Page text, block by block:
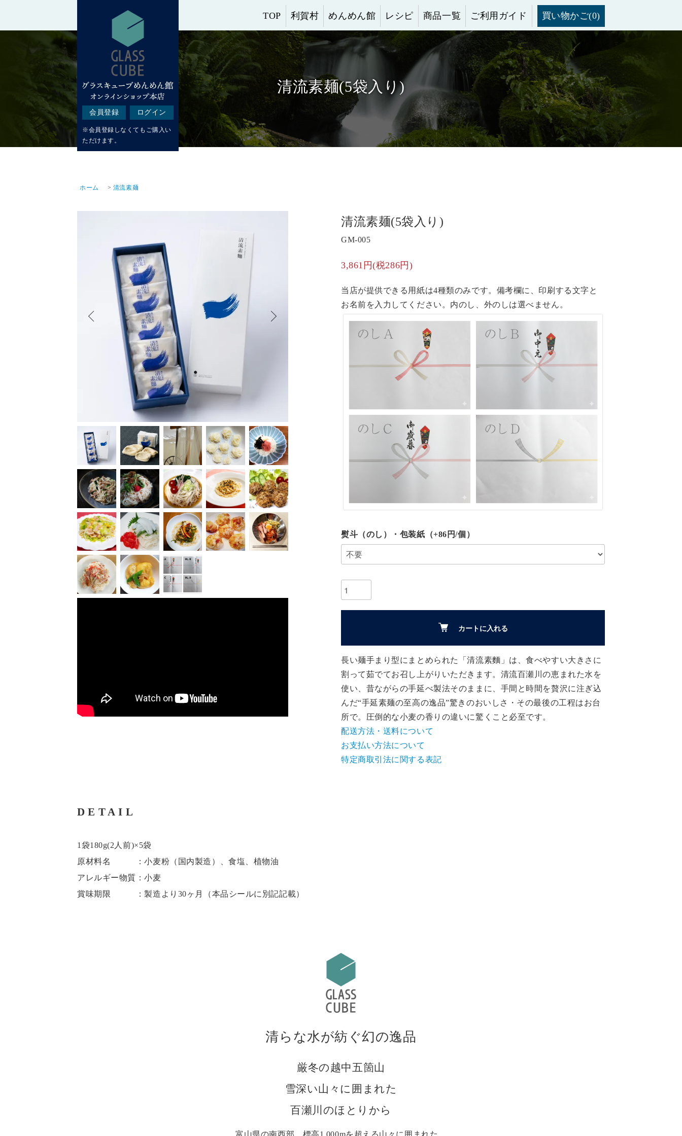
会員登録 ログイン
※会員登録しなくてもご購入い
ただけます。
TOP 利賀村 めんめん館 レシピ 商品一覧 ご利用ガイド 買い物かご(0)
清流素麺(5袋入り)
ホーム > 清流素麺
清流素麺(5袋入り)
GM-005
3,861円(税286円)
当店が提供できる用紙は4種類のみです。備考欄に、印刷する文字と
お名前を入力してください。内のし、外のしは選べません。
熨斗（のし）・包装紙（+86円/個）
カートに入れる
長い麺手まり型にまとめられた「清流素麵」は、食べやすい大きさに
割って茹でてお召し上がりいただきます。清流百瀬川の恵まれた水を
使い、昔ながらの手延べ製法そのままに、手間と時間を贅沢に注ぎ込
んだ“手延素麺の至高の逸品”驚きのおいしさ・その最後の工程はお台
所で。圧倒的な小麦の香りの違いに驚くこと必至です。
配送方法・送料について
お支払い方法について
特定商取引法に関する表記
DETAIL
1袋180g(2人前)×5袋
原材料名 ：小麦粉（国内製造）、食塩、植物油
アレルギー物質：小麦
賞味期限 ：製造より30ヶ月（本品シールに別記記載）
清らな水が紡ぐ幻の逸品
厳冬の越中五箇山
雪深い山々に囲まれた
百瀬川のほとりから
富山県の南西部、標高1,000mを超える山々に囲まれた、